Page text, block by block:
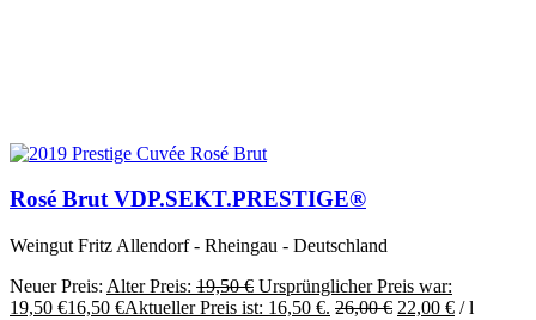
Rosé Brut VDP.SEKT.PRESTIGE®
Weingut Fritz Allendorf - Rheingau - Deutschland
Neuer Preis: Alter Preis: 19,50€ Ursprünglicher Preis war:
19,50 €16,50 €Aktueller Preis ist: 16,50 €. 26,00€ 22,00 € /l